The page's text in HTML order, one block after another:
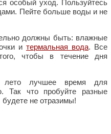
особый уход. Пользуйтесь
Пейте больше воды и не
должны быть: влажные
и термальная вода. Все
чтобы в течение дня
лучшее время для
Так что пробуйте разные
не отразимы!